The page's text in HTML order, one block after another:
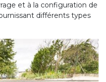
et à la configuration de
différents types